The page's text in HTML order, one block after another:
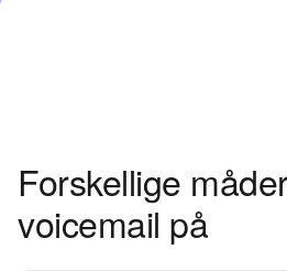
Forskellige
voicemail på